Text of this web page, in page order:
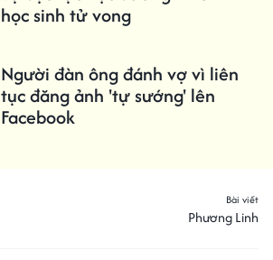
học sinh tử vong
Người đàn ông đánh vợ vì liên
tục đăng ảnh 'tự sướng' lên
Facebook
Bài viết
Phương Linh